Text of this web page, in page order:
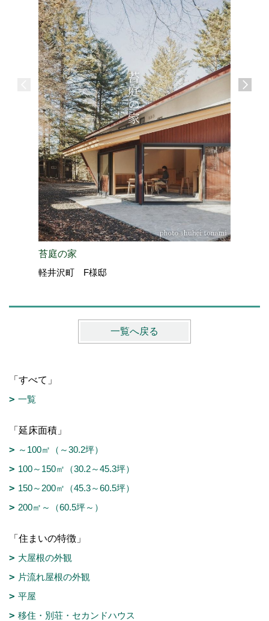
苔庭の家
軽井沢町 F様邸
一覧へ戻る
「すべて」
一覧
「延床面積」
～100㎡（～30.2坪）
100～150㎡（30.2～45.3坪）
150～200㎡（45.3～60.5坪）
200㎡～（60.5坪～）
「住まいの特徴」
大屋根の外観
片流れ屋根の外観
平屋
移住・別荘・セカンドハウス